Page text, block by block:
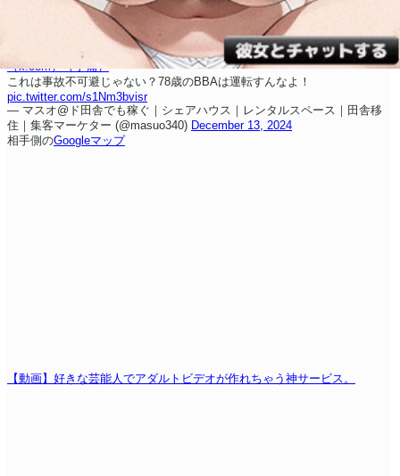
（x.com）（予備）
これは事故不可避じゃない？ 78歳のBBAは運転すんなよ！
pic.twitter.com/s1Nm3bvisr
— マスオ@ド田舎でも稼ぐ｜シェアハウス｜レンタルスペース｜田舎移
住｜集客マーケター (@masuo340) December 13, 2024
相手側のGoogleマップ
【動画】好きな芸能人でアダルトビデオが作れちゃう神サービス。